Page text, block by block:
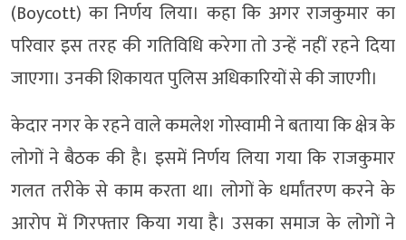
(Boycott) का निर्णय लिया। कहा कि अगर राजकुमार का
परिवार इस तरह की गतिविधि करेगा तो उन्हें नहीं रहने दिया
जाएगा। उनकी शिकायत पुलिस अधिकारियों से की जाएगी।
केदार नगर के रहने वाले कमलेश गोस्वामी ने बताया कि क्षेत्र के
लोगों ने बैठक की है। इसमें निर्णय लिया गया कि राजकुमार
गलत तरीके से काम करता था। लोगों के धर्मांतरण करने के
आरोप में गिरफ्तार किया गया है। उसका समाज के लोगों ने